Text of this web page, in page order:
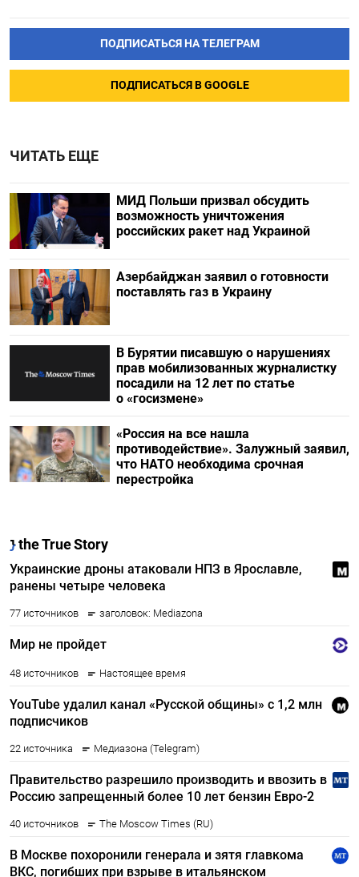
ПОДПИСАТЬСЯ НА ТЕЛЕГРАМ
ПОДПИСАТЬСЯ В GOOGLE
ЧИТАТЬ ЕЩЕ
МИД Польши призвал обсудить
возможность уничтожения
российских ракет над Украиной
Азербайджан заявил о готовности
поставлять газ в Украину
В Бурятии писавшую о нарушениях
прав мобилизованных журналистку
посадили на 12 лет по статье
о «госизмене»
«Россия на все нашла
противодействие». Залужный заявил,
что НАТО необходима срочная
перестройка